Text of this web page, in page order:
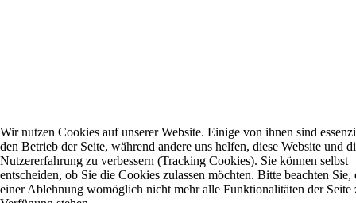
Wir nutzen Cookies auf unserer Website. Einige von ihnen sind
den Betrieb der Seite, während andere uns helfen, diese Website und
Nutzererfahrung zu verbessern (Tracking Cookies). Sie können selbst
entscheiden, ob Sie die Cookies zulassen möchten. Bitte beachten Sie,
einer Ablehnung womöglich nicht mehr alle Funktionalitäten der Seite